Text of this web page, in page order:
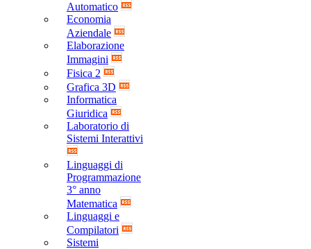
Automatico
Economia
Aziendale
Elaborazione
Immagini
Fisica 2
Grafica 3D
Informatica
Giuridica
Laboratorio di
Sistemi Interattivi
Linguaggi di
Programmazione
3° anno
Matematica
Linguaggi e
Compilatori
Sistemi